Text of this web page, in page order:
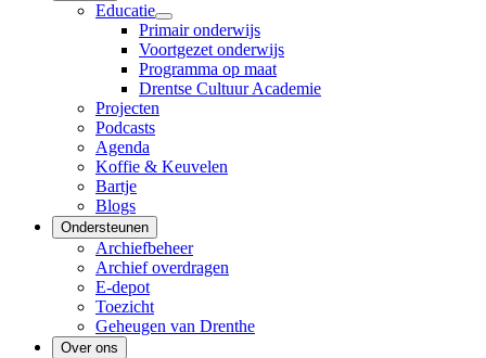
Educatie
Primair onderwijs
Voortgezet onderwijs
Programma op maat
Drentse Cultuur Academie
Projecten
Podcasts
Agenda
Koffie & Keuvelen
Bartje
Blogs
Ondersteunen
Archiefbeheer
Archief overdragen
E-depot
Toezicht
Geheugen van Drenthe
Over ons